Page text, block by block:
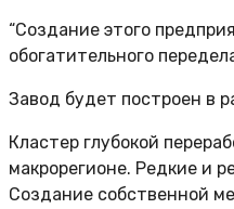
“Создание этого
обогатительного
Завод будет построен в
Кластер глубокой
макрорегионе. Редкие и
Создание собственной